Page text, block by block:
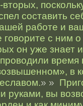
вторых,
составить
работе и
с ним
он уже знает
время
в
» »
руками, вы